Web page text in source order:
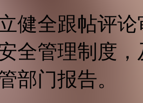
立健全跟帖评
全管理制度
部门报告。